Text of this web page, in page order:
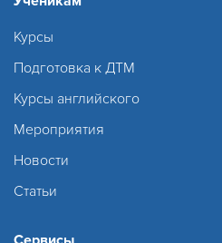
Курсы
Подготовка к ДТМ
Курсы английского
Мероприятия
Новости
Статьи